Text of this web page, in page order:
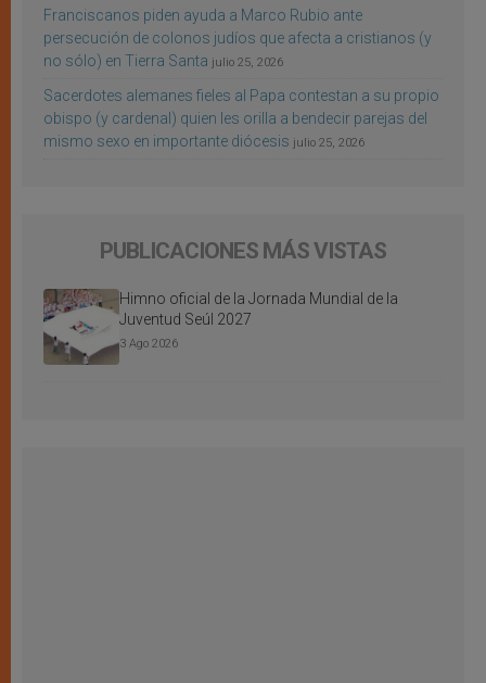
Franciscanos piden ayuda a Marco Rubio ante
persecución de colonos judíos que afecta a cristianos (y
no sólo) en Tierra Santa julio 25, 2026
Sacerdotes alemanes fieles al Papa contestan a su propio
obispo (y cardenal) quien les orilla a bendecir parejas del
mismo sexo en importante diócesis julio 25, 2026
PUBLICACIONES MÁS VISTAS
Himno oficial de la Jornada Mundial de la
Juventud Seúl 2027
3 Ago 2026